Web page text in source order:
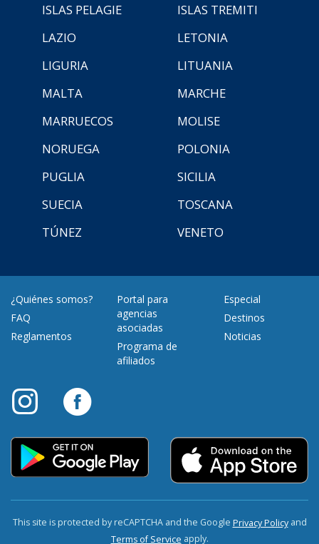
ISLAS PELAGIE
ISLAS TREMITI
LAZIO
LETONIA
LIGURIA
LITUANIA
MALTA
MARCHE
MARRUECOS
MOLISE
NORUEGA
POLONIA
PUGLIA
SICILIA
SUECIA
TOSCANA
TÚNEZ
VENETO
¿Quiénes somos?
FAQ
Reglamentos
Portal para
agencias
asociadas
Programa de
afiliados
Especial
Destinos
Noticias
This site is protected by reCAPTCHA and the Google Privacy Policyand
Terms of Service apply.